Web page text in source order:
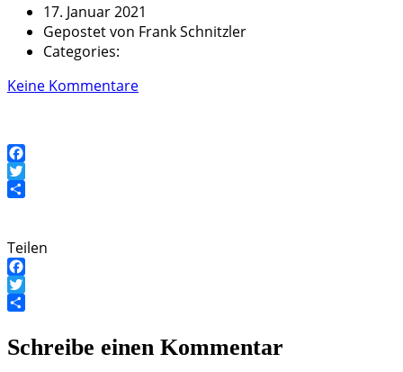
17. Januar 2021
Gepostet von Frank Schnitzler
Categories:
Keine Kommentare
Facebook
Twitter
Teilen
Facebook
Twitter
Schreibe einen Kommentar